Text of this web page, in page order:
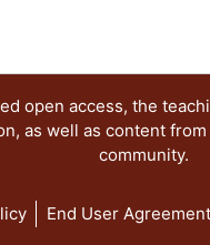
apuntaló la lucha
lugar, al problematizar
movimiento #YoSoy132,
open access, the
as well as content
community.
End User Agreement